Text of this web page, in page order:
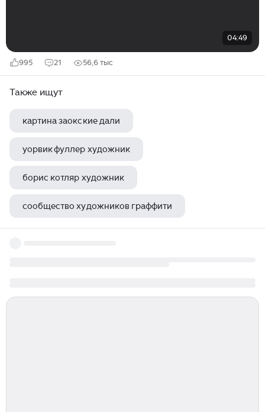
04:49
995 21 56,6 тыс
Также ищут
картина заокские дали
уорвик фуллер художник
борис котляр художник
сообщество художников граффити